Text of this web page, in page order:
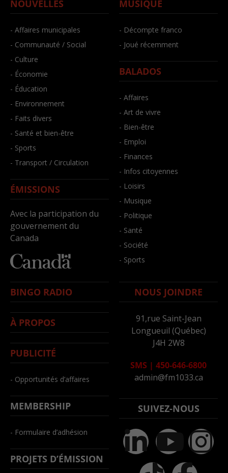
NOUVELLES
- Affaires municipales
- Communauté / Social
- Culture
- Économie
- Éducation
- Environnement
- Faits divers
- Santé et bien-être
- Sports
- Transport / Circulation
ÉMISSIONS
Avec la participation du
gouvernement du
Canada
MUSIQUE
- Décompte franco
- Joué récemment
BALADOS
- Affaires
- Art de vivre
- Bien-être
- Emploi
- Finances
- Infos citoyennes
- Loisirs
- Musique
- Politique
- Santé
- Société
- Sports
BINGO RADIO
À PROPOS
PUBLICITÉ
- Opportunités d’affaires
MEMBERSHIP
- Formulaire d’adhésion
PROJETS D’ÉMISSION
NOUS JOINDRE
91,rue Saint-Jean
Longueuil (Québec)
J4H 2W8
SMS | 450-646-6800
admin@fm1033.ca
SUIVEZ-NOUS